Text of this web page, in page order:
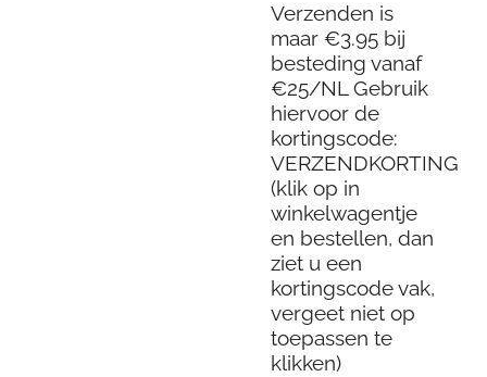
Verzenden is
maar €3.95 bij
besteding vanaf
€25/NL Gebruik
hiervoor de
kortingscode:
VERZENDKORTING
(klik op in
winkelwagentje
en bestellen, dan
ziet u een
kortingscode vak,
vergeet niet op
toepassen te
klikken)